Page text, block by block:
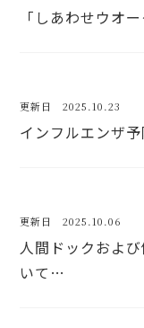
「しあわせウオ
更新日 2025.10.23
インフルエンザ
更新日 2025.10.06
人間ドックおよ
いて…